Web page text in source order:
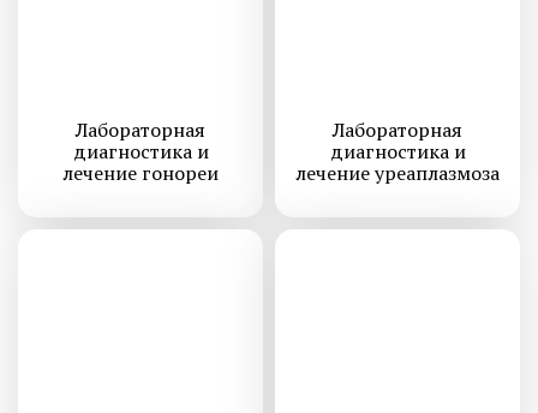
Лабораторная
диагностика и
лечение гонореи
Лабораторная
диагностика и
лечение уреаплазмоза